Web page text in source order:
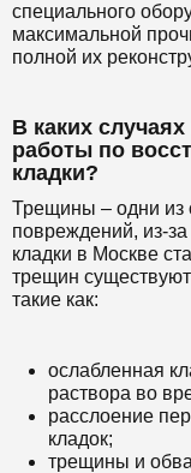
специального
максимальной
полной их
В каких
работы по
кладки?
Трещины – одни из
повреждений, из-
кладки в Москве
трещин
такие как:
ослабленная
раствора во
расслоение
кладок;
трещины и